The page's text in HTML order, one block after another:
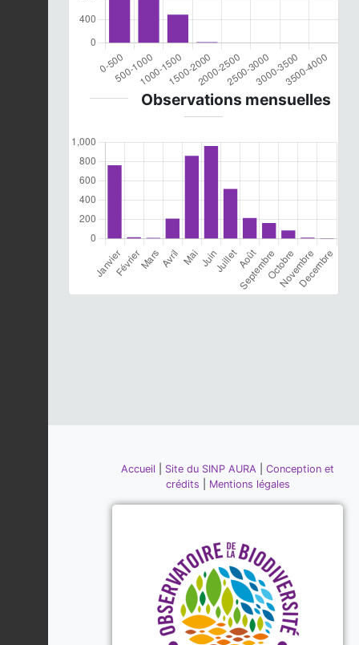
Observations mensuelles
Accueil Site du SINP AURA
Conception et
crédits
Mentions légales